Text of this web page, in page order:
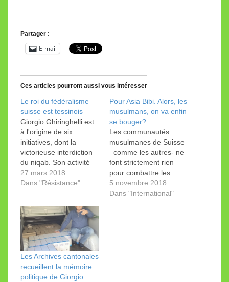
Partager :
E-mail
Ces articles pourront aussi vous intéresser
Le roi du fédéralisme
suisse est tessinois
Giorgio Ghiringhelli est
à l'origine de six
initiatives, dont la
victorieuse interdiction
du niqab. Son activité
politique ne connait pas
la crise. Son nom a le
Ghiringhelli… Giorgio
Ghiringhelli. Le surnom
qu’il s’est donné et a
donné à son petit parti
est…
27 mars 2018
Dans "Résistance"
Pour Asia Bibi. Alors, les
musulmans, on va enfin
se bouger?
Les communautés
musulmanes de Suisse
–comme les autres- ne
font strictement rien
pour combattre les
injustices dues à leur
religion dans le monde.
5 novembre 2018
Dans "International"
Les Archives cantonales
recueillent la mémoire
politique de Giorgio